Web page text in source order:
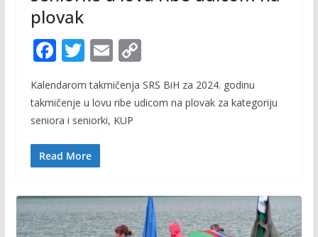
plovak
F
ac
e
b
o
o
T
w
itt
er
E
m
ai
l
C
p
Kalendarom takmičenja SRS BiH za 2024. godinu
takmičenje u lovu ribe udicom na plovak za kategoriju
seniora i seniorki, KUP
Read More